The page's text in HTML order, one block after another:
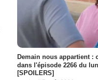
Demain nous appartient :
dans l'épisode 2266 du
[SPOILERS]